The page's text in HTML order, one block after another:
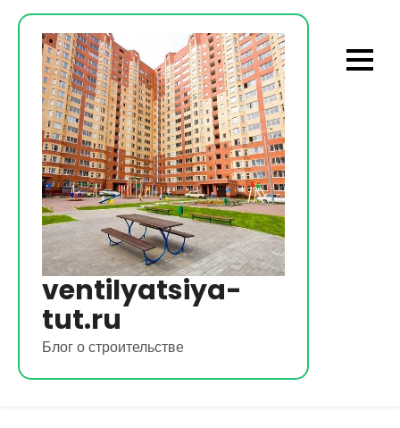
Перейти
содержимому
ventilyatsiya-
tut.ru
Блог о строительстве